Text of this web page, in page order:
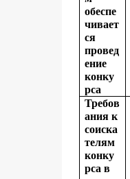
обеспе
чивает
ся
провед
ение
конку
рса
Требов
ания к
соиска
телям
конку
рса в